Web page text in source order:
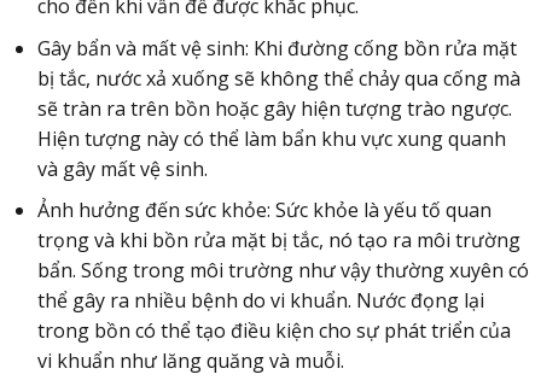
cho đến khi vấn đề được khắc phục.
Gây bẩn và mất vệ sinh: Khi đường cống bồn rửa mặt
bị tắc, nước xả xuống sẽ không thể chảy qua cống mà
sẽ tràn ra trên bồn hoặc gây hiện tượng trào ngược.
Hiện tượng này có thể làm bẩn khu vực xung quanh
và gây mất vệ sinh.
Ảnh hưởng đến sức khỏe: Sức khỏe là yếu tố quan
trọng và khi bồn rửa mặt bị tắc, nó tạo ra môi trường
bẩn. Sống trong môi trường như vậy thường xuyên có
thể gây ra nhiều bệnh do vi khuẩn. Nước đọng lại
trong bồn có thể tạo điều kiện cho sự phát triển của
vi khuẩn như lăng quăng và muỗi.